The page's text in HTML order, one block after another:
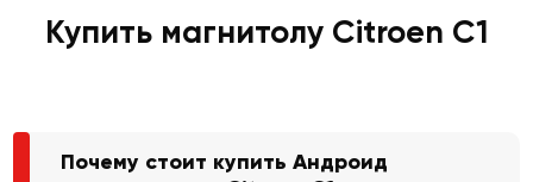
Купить магнитолу Citroen C1
Почему стоит купить Андроид